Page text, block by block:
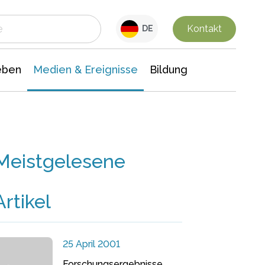
DE Kontakt
Medien & Ereignisse Bildung
25 April 2001